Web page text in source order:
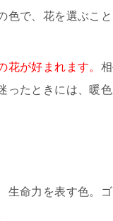
で、花を選ぶこと
花が好まれます。
ったときには、暖
生命力を表す色。